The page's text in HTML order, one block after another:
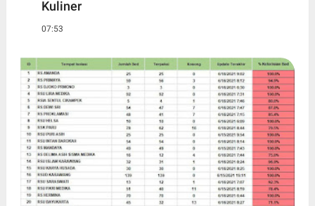
Kuliner
07:53